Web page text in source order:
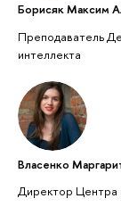
Борисяк Максим
Преподаватель
интеллекта
Власенко
Директор Центра